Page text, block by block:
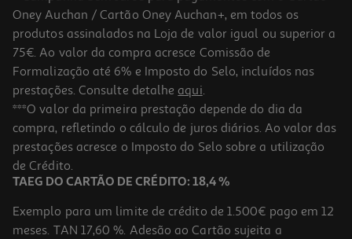
Oney Auchan / Cartão Oney Auchan+, em todos os
produtos assinalados na Loja de valor igual ou superior a
75€. Ao valor da compra acresce Comissão de
Formalização até 6% e Imposto do Selo, incluídos nas
prestações. Consulte detalhe aqui.
***O valor da primeira prestação depende do dia da
compra, refletindo o cálculo de juros diários. Ao valor das
prestações acresce o Imposto do Selo sobre a utilização
de Crédito.
TAEG DO CARTÃO DE CRÉDITO: 18,4 %
Exemplo para um limite de crédito de 1.500€ pago em 12
meses. TAN 17,60 %. Adesão ao Cartão sujeita a